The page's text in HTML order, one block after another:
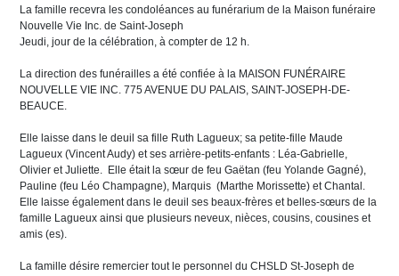
La famille recevra les condoléances au funérarium de la Maison funéraire
Nouvelle Vie Inc. de Saint-Joseph
Jeudi, jour de la célébration, à compter de 12 h.
La direction des funérailles a été confiée à la MAISON FUNÉRAIRE
NOUVELLE VIE INC. 775 AVENUE DU PALAIS, SAINT-JOSEPH-DE-
BEAUCE.
Elle laisse dans le deuil sa fille Ruth Lagueux; sa petite-fille Maude
Lagueux (Vincent Audy) et ses arrière-petits-enfants : Léa-Gabrielle,
Olivier et Juliette. Elle était la sœur de feu Gaëtan (feu Yolande Gagné),
Pauline (feu Léo Champagne), Marquis (Marthe Morissette) et Chantal.
Elle laisse également dans le deuil ses beaux-frères et belles-sœurs de la
famille Lagueux ainsi que plusieurs neveux, nièces, cousins, cousines et
amis (es).
La famille désire remercier tout le personnel du CHSLD St-Joseph de